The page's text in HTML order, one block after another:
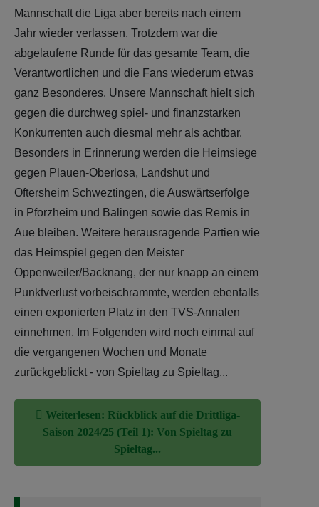
Mannschaft die Liga aber bereits nach einem
Jahr wieder verlassen. Trotzdem war die
abgelaufene Runde für das gesamte Team, die
Verantwortlichen und die Fans wiederum etwas
ganz Besonderes. Unsere Mannschaft hielt sich
gegen die durchweg spiel- und finanzstarken
Konkurrenten auch diesmal mehr als achtbar.
Besonders in Erinnerung werden die Heimsiege
gegen Plauen-Oberlosa, Landshut und
Oftersheim Schweztingen, die Auswärtserfolge
in Pforzheim und Balingen sowie das Remis in
Aue bleiben. Weitere herausragende Partien wie
das Heimspiel gegen den Meister
Oppenweiler/Backnang, der nur knapp an einem
Punktverlust vorbeischrammte, werden ebenfalls
einen exponierten Platz in den TVS-Annalen
einnehmen. Im Folgenden wird noch einmal auf
die vergangenen Wochen und Monate
zurückgeblickt - von Spieltag zu Spieltag...
Weiterlesen: Rückblick auf die Drittliga-
Saison 2024/25 (Teil 1): Von Spieltag zu
Spieltag...